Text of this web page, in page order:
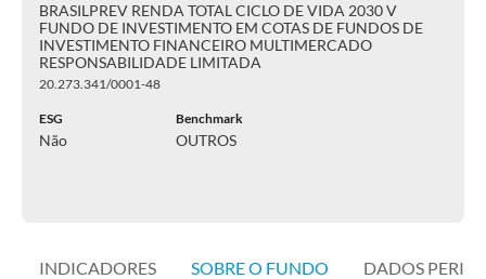
BRASILPREV RENDA TOTAL CICLO DE VIDA 2030 V
FUNDO DE INVESTIMENTO EM COTAS DE FUNDOS DE
INVESTIMENTO FINANCEIRO MULTIMERCADO
RESPONSABILIDADE LIMITADA
20.273.341/0001-48
ESG
Não
Benchmark
OUTROS
INDICADORES SOBRE O FUNDO DADOS